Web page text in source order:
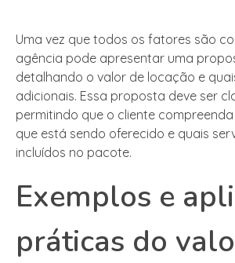
Uma vez que todos os fatores são
agência pode apresentar uma
detalhando o valor de locação e
adicionais. Essa proposta deve ser
permitindo que o cliente
que está sendo oferecido e quais
incluídos no pacote.
Exemplos e
práticas do